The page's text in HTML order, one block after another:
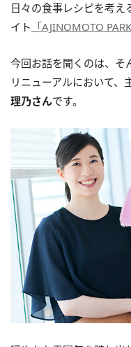
日々の食事レシピを考え
イト 「AJINOMOTO PARK
今回お話を聞くのは、そ
リニューアルにおいて、
理乃さんです。